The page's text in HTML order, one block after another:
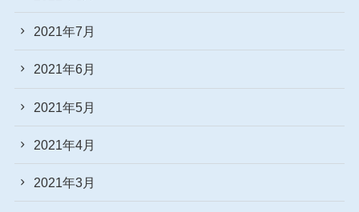
2021年7月
2021年6月
2021年5月
2021年4月
2021年3月